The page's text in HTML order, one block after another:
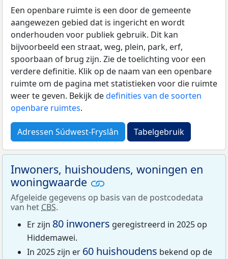
Een openbare ruimte is een door de gemeente
aangewezen gebied dat is ingericht en wordt
onderhouden voor publiek gebruik. Dit kan
bijvoorbeeld een straat, weg, plein, park, erf,
spoorbaan of brug zijn. Zie de toelichting voor een
verdere definitie. Klik op de naam van een openbare
ruimte om de pagina met statistieken voor die ruimte
weer te geven. Bekijk dedefinities van de soorten
openbare ruimtes.
Adressen Súdwest-Fryslân Tabelgebruik
Inwoners, huishoudens, woningen en
woningwaarde
Afgeleide gegevens op basis van de postcodedata
van het CBS.
Er zijn 80 inwoners geregistreerd in 2025 op
Hiddemawei.
In 2025 zijn er 60 huishoudens bekend op de